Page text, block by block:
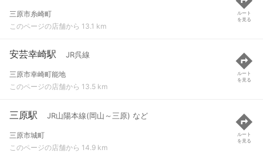
三原市糸崎町
このページの店舗から 13.1 km
ルート
を見る
安芸幸崎駅 JR呉線
三原市幸崎町能地
このページの店舗から 13.5 km
ルート
を見る
三原駅 JR山陽本線(岡山～三原) など
三原市城町
このページの店舗から 14.9 km
ルート
を見る